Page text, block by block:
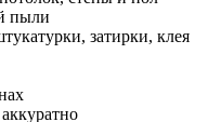
пыли
затирки, клея